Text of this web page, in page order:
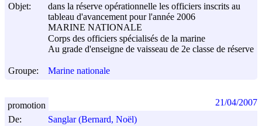
Objet:
dans la réserve opérationnelle les officiers inscrits au
tableau d'avancement pour l'année 2006
MARINE NATIONALE
Corps des officiers spécialisés de la marine
Au grade d'enseigne de vaisseau de 2e classe de réserve
Groupe: Marine nationale
De:
Sanglar (Bernard, Noël)
promotion 21/04/2007